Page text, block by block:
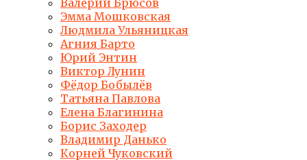
Валерий Брюсов
Эмма Мошковская
Людмила Ульяницкая
Агния Барто
Юрий Энтин
Виктор Лунин
Фёдор Бобылёв
Татьяна Павлова
Елена Благинина
Борис Заходер
Владимир Данько
Корней Чуковский